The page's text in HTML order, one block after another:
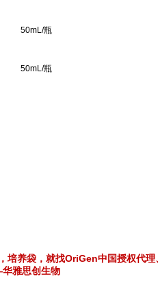
50mL/瓶
50mL/瓶
培养袋，就找OriGen中国授权代理
雅思创生物